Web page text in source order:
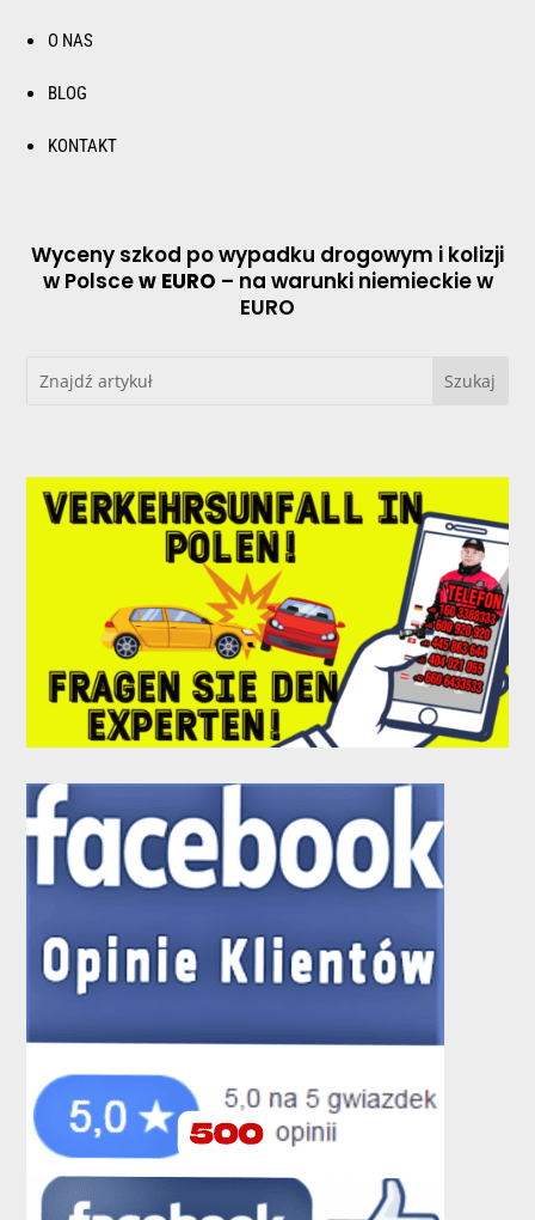
O NAS
BLOG
KONTAKT
Wyceny szkod po wypadku drogowym i kolizji
w Polscew EURO – na warunki niemieckie w
EURO